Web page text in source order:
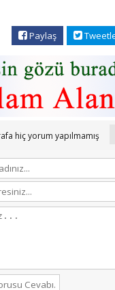
Paylaş
hiç yorum yapılmamış